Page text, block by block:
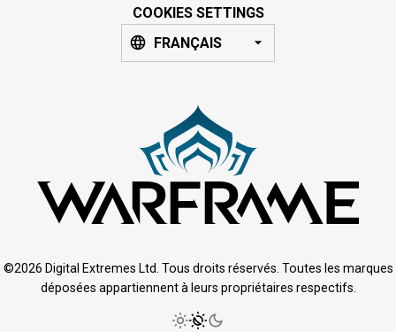
COOKIES SETTINGS
FRANÇAIS
©2026 Digital Extremes Ltd. Tous droits réservés. Toutes les marques
déposées appartiennent à leurs propriétaires respectifs.